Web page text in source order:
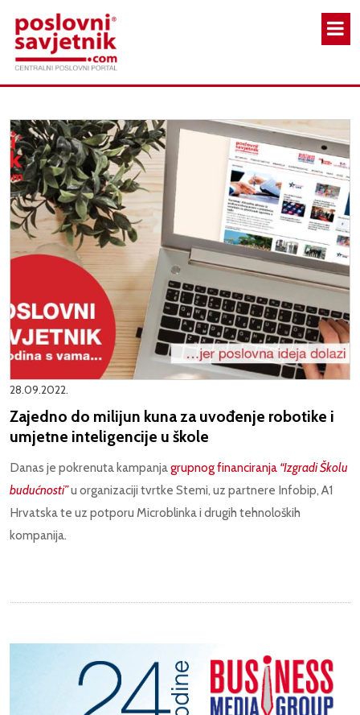
28.09.2022.
Zajedno do milijun kuna za uvođenje robotike i
umjetne inteligencije u škole
Danas je pokrenuta kampanjagrupnog financiranja “Izgradi Školu
budućnosti”u organizaciji tvrtke Stemi, uz partnere Infobip, A1
Hrvatska te uz potporu Microblinka i drugih tehnoloških
kompanija.